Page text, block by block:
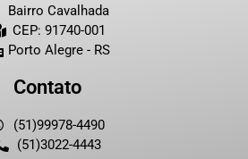
Bairro Cavalhada
CEP: 91740-001
Porto Alegre - RS
Contato
(51)99978-4490
(51)3022-4443